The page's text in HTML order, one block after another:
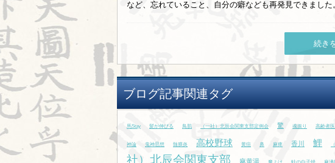
など、忘れていること、自分の癖なども再発見できまし
続き
ブログ記事関連タグ
馬Stay 髪が伸びる 鳥肌 （一社）北辰会関東支部定例会 驚 魂振り 高齢者
神論 鬼神思想 髄膜炎 高校野球 黄疸 鼻 麻痺 香川 鯉
社）北辰会関東支部
麻黄湯